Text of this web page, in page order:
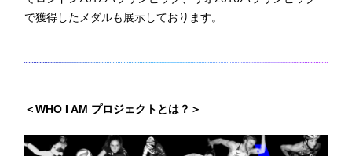
で獲得したメダルも展示しております。
＜WHO I AM プロジェクトとは？＞